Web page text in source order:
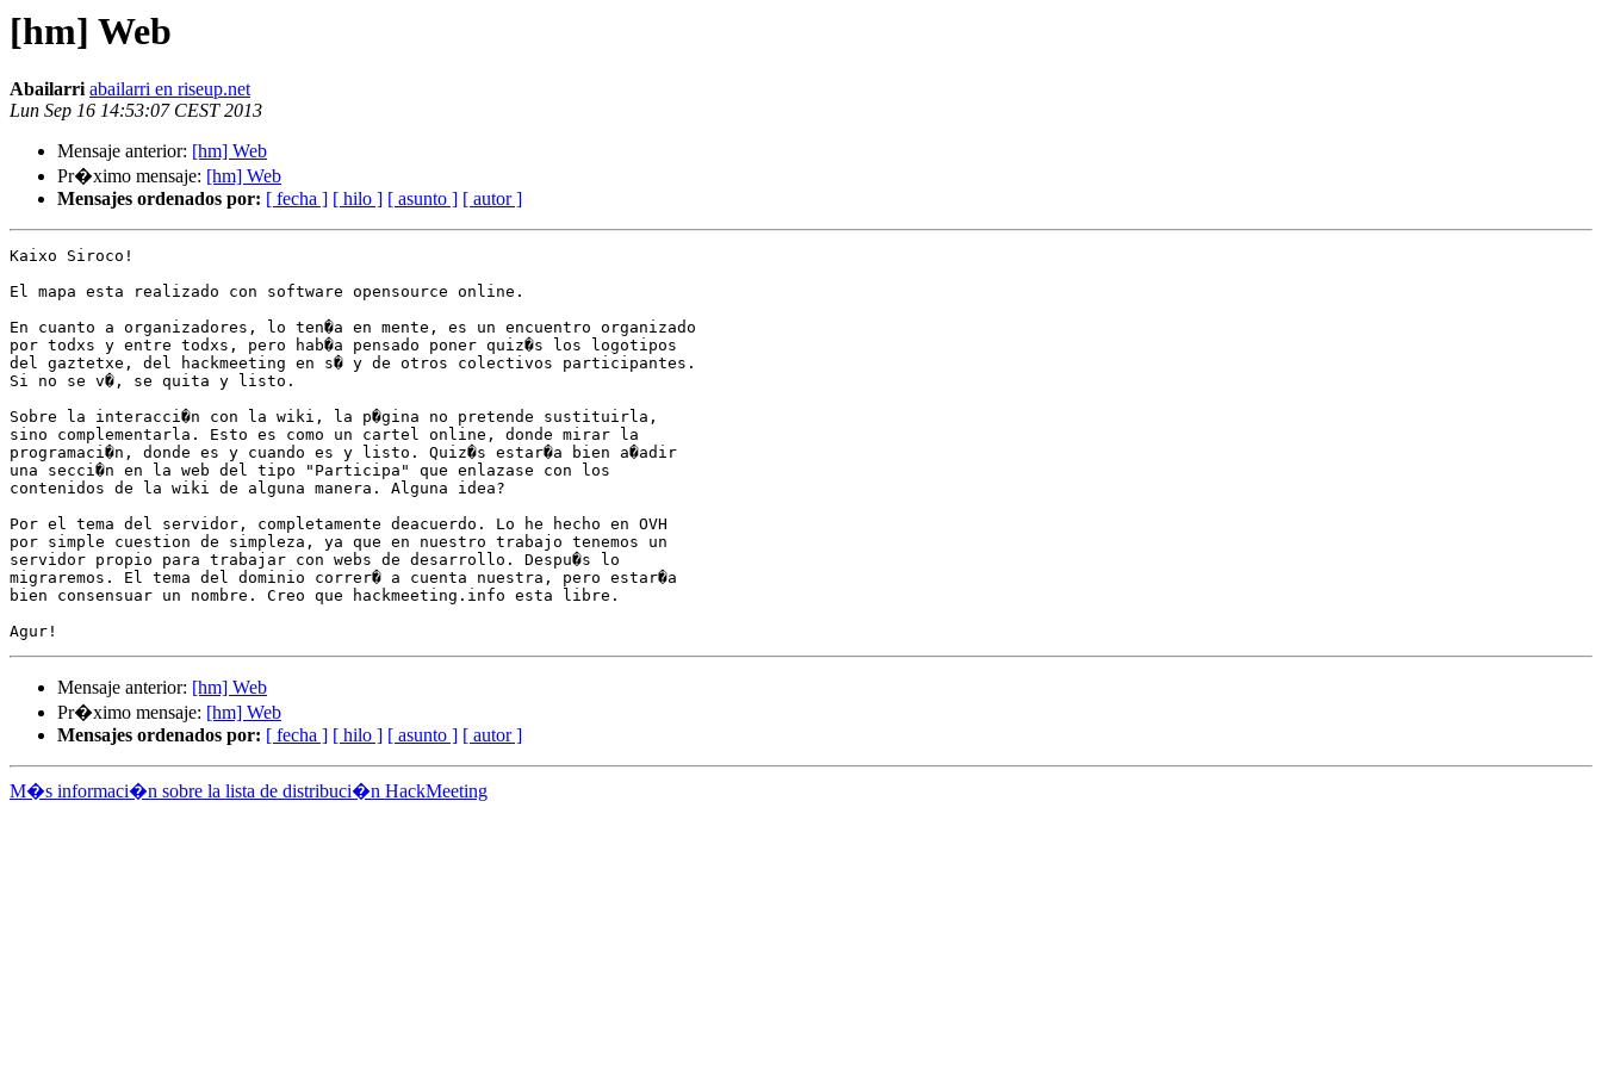
[hm] Web
Abailarri abailarri en riseup.net
Lun Sep 16 14:53:07 CEST 2013
Mensaje anterior: [hm] Web
Pr�ximo mensaje: [hm] Web
Mensajes ordenados por: [ fecha ] [ hilo ] [ asunto ] [ autor ]
Kaixo Siroco!
El mapa esta realizado con software opensource online.
En cuanto a organizadores, lo ten�a en mente, es un encuentro organizado
por todxs y entre todxs, pero hab�a pensado poner quiz�s los logotipos
del gaztetxe, del hackmeeting en s� y de otros colectivos participantes.
Si no se v�, se quita y listo.
Sobre la interacci�n con la wiki, la p�gina no pretende sustituirla,
sino complementarla. Esto es como un cartel online, donde mirar la
programaci�n, donde es y cuando es y listo. Quiz�s estar�a bien a�adir
una secci�n en la web del tipo "Participa" que enlazase con los
contenidos de la wiki de alguna manera. Alguna idea?
Por el tema del servidor, completamente deacuerdo. Lo he hecho en OVH
por simple cuestion de simpleza, ya que en nuestro trabajo tenemos un
servidor propio para trabajar con webs de desarrollo. Despu�s lo
migraremos. El tema del dominio correr� a cuenta nuestra, pero estar�a
bien consensuar un nombre. Creo que hackmeeting.info esta libre.
Mensaje anterior: [hm] Web
Pr�ximo mensaje: [hm] Web
Mensajes ordenados por: [ fecha ] [ hilo ] [ asunto ] [ autor ]
M�s informaci�n sobre la lista de distribuci�n HackMeeting